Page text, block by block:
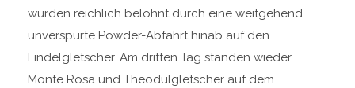
wurden reichlich belohnt durch eine weitgehend
unverspurte Powder-Abfahrt hinab auf den
Findelgletscher. Am dritten Tag standen wieder
Monte Rosa und Theodulgletscher auf dem